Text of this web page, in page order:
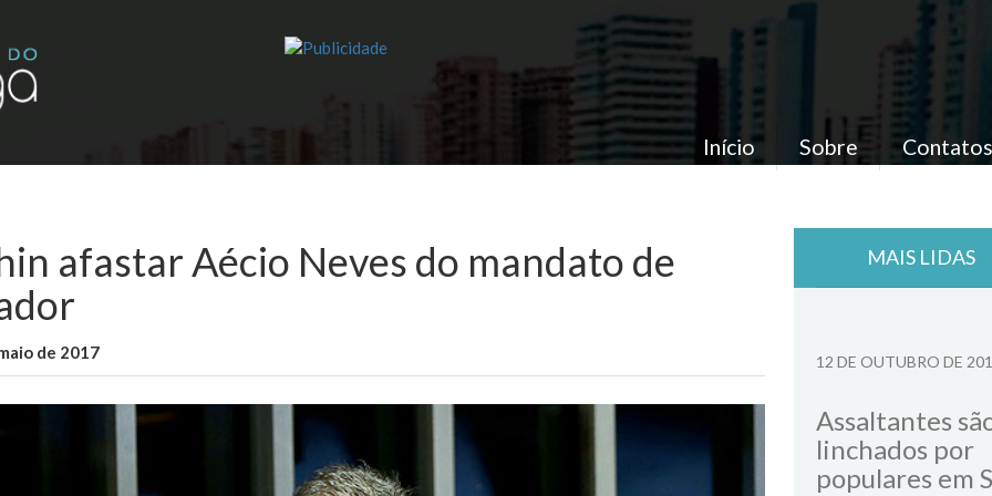
Início Sobre Contatos
afastar Aécio Neves do mandato de
de 2017
MAIS LIDAS
12 DE OUTUBRO DE
Assaltantes
linchados por
populares em